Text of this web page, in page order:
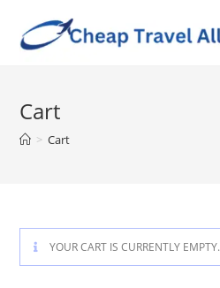
Cart
> Cart
YOUR CART IS CURRENTLY EMPTY.